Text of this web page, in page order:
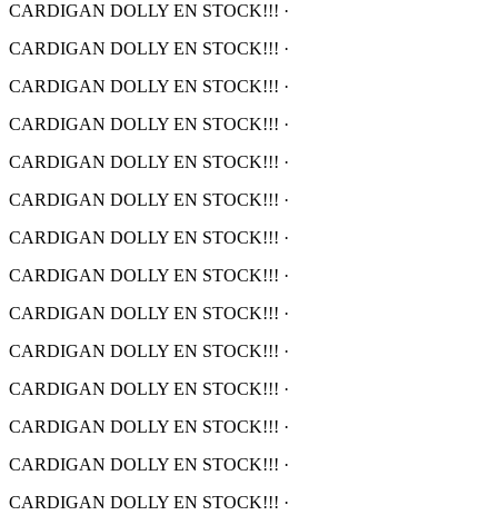
CARDIGAN DOLLY EN STOCK!!! ·
CARDIGAN DOLLY EN STOCK!!! ·
CARDIGAN DOLLY EN STOCK!!! ·
CARDIGAN DOLLY EN STOCK!!! ·
CARDIGAN DOLLY EN STOCK!!! ·
CARDIGAN DOLLY EN STOCK!!! ·
CARDIGAN DOLLY EN STOCK!!! ·
CARDIGAN DOLLY EN STOCK!!! ·
CARDIGAN DOLLY EN STOCK!!! ·
CARDIGAN DOLLY EN STOCK!!! ·
CARDIGAN DOLLY EN STOCK!!! ·
CARDIGAN DOLLY EN STOCK!!! ·
CARDIGAN DOLLY EN STOCK!!! ·
CARDIGAN DOLLY EN STOCK!!! ·